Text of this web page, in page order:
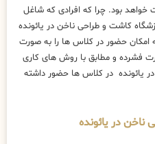
بود. چرا که افرادی که شاغل
کاشت و طراحی ناخن در یائونده
امکان حضور در کلاس ها را به صورت
فشرده و مطابق با روش های کاری
یائونده در کلاس ها حضور داشته
در یائونده